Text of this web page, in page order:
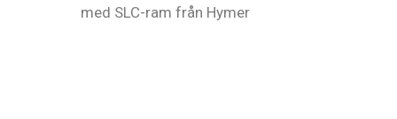
med SLC-ram från Hymer